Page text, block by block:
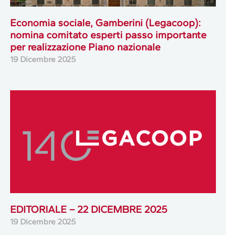
Economia sociale, Gamberini (Legacoop):
nomina comitato esperti passo importante
per realizzazione Piano nazionale
19 Dicembre 2025
EDITORIALE – 22 DICEMBRE 2025
19 Dicembre 2025